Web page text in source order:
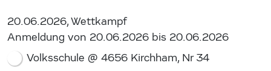
20.06.2026, Wettkampf
Anmeldung von 20.06.2026 bis 20.06.2026
Volksschule @ 4656 Kirchham, Nr 34